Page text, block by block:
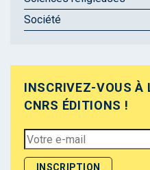
Société
INSCRIVEZ-VOUS À
CNRS ÉDITIONS !